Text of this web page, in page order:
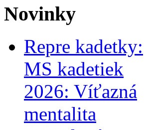
Novinky
Repre kadetky:
MS kadetiek
2026: Víťazná
mentalita